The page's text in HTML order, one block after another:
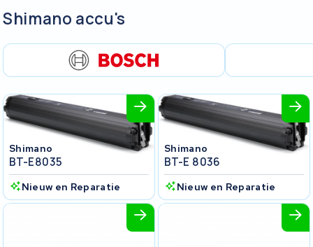
Shimano accu's
Shimano
BT-E8035
Nieuw en Reparatie
Shimano
BT-E 8036
Nieuw en Reparatie